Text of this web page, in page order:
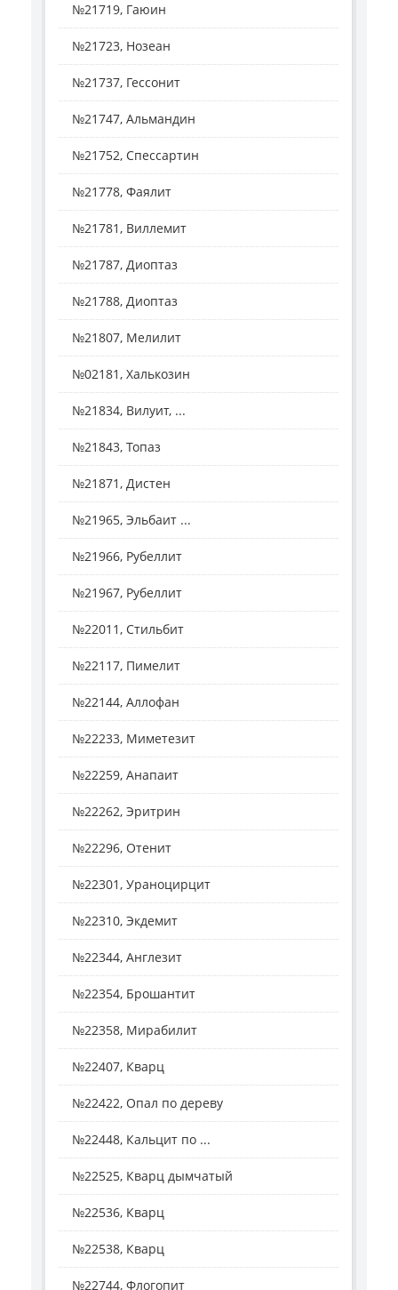
№21719, Гаюин
№21723, Нозеан
№21737, Гессонит
№21747, Альмандин
№21752, Спессартин
№21778, Фаялит
№21781, Виллемит
№21787, Диоптаз
№21788, Диоптаз
№21807, Мелилит
№02181, Халькозин
№21834, Вилуит, ...
№21843, Топаз
№21871, Дистен
№21965, Эльбаит ...
№21966, Рубеллит
№21967, Рубеллит
№22011, Стильбит
№22117, Пимелит
№22144, Аллофан
№22233, Миметезит
№22259, Анапаит
№22262, Эритрин
№22296, Отенит
№22301, Ураноцирцит
№22310, Экдемит
№22344, Англезит
№22354, Брошантит
№22358, Мирабилит
№22407, Кварц
№22422, Опал по дереву
№22448, Кальцит по ...
№22525, Кварц дымчатый
№22536, Кварц
№22538, Кварц
№22744, Флогопит